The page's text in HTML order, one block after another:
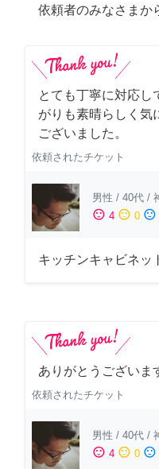
依頼者のみなさまか
とても丁寧に対応し
がりも素晴らしく気
ございました。
依頼されたチケット
男性 / 40代 /
sentiment_satisfied 4 sentiment_neutral 0 sentiment_dissatisfied
キッチンキャビネッ
ありがとうございま
依頼されたチケット
男性 / 40代 /
sentiment_satisfied 4 sentiment_neutral 0 sentiment_dissatisfied